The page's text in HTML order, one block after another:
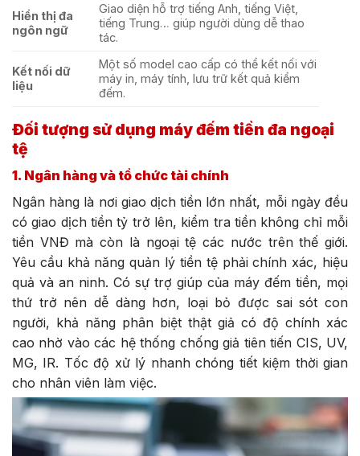
Hiển thị đa
ngôn ngữ
Giao diện hỗ trợ tiếng Anh, tiếng Việt,
tiếng Trung… giúp người dùng dễ thao
tác.
Kết nối dữ
liệu
Một số model cao cấp có thể kết nối với
máy in, máy tính, lưu trữ kết quả kiểm
đếm.
Đối tượng sử dụng máy đếm tiền đa ngoại
tệ
1. Ngân hàng và tổ chức tài chính
Ngân hàng là nơi giao dịch tiền lớn nhất, mỗi ngày đều
có giao dịch tiền tỷ trở lên, kiểm tra tiền không chỉ mỗi
tiền VNĐ mà còn là ngoại tệ các nước trên thế giới.
Yêu cầu khả năng quản lý tiền tệ phải chính xác, hiệu
quả và an ninh. Có sự trợ giúp của máy đếm tiền, mọi
thứ trở nên dễ dàng hơn, loại bỏ được sai sót con
người, khả năng phân biệt thật giả có độ chính xác
cao nhờ vào các hệ thống chống giả tiên tiến CIS, UV,
MG, IR. Tốc độ xử lý nhanh chóng tiết kiệm thời gian
cho nhân viên làm việc.